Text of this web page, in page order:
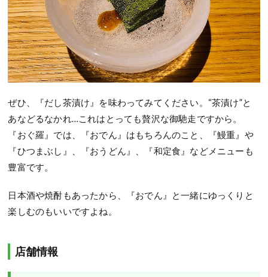
ぜひ、『だし茶漬け』を味わってみてください。“茶漬け”と
あなどるなかれ…これはとっても贅沢な御馳走ですから。
『おぐ羅』では、『おでん』はもちろんのこと、『鰻重』や
『ひつまぶし』、『おうどん』、『和定食』などメニューも
豊富です。
日本酒や焼酎もあったから、『おでん』と一緒にゆっくりと
楽しむのもいいですよね。
店舗情報